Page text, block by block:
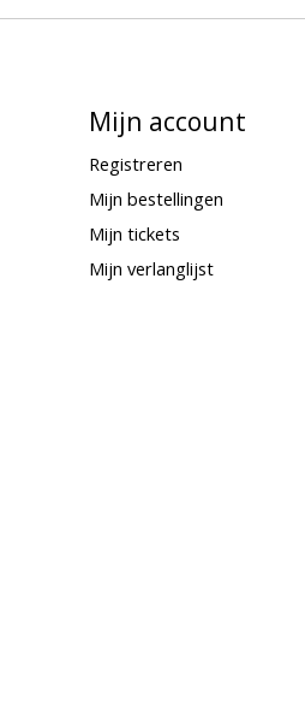
Mijn account
Registreren
Mijn bestellingen
Mijn tickets
Mijn verlanglijst